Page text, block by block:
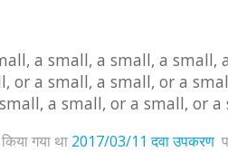
a small, a small, a
or a small, a small, or a
a small, or a small, or a
किया गया था 2017/03/11 दवा उपकरण